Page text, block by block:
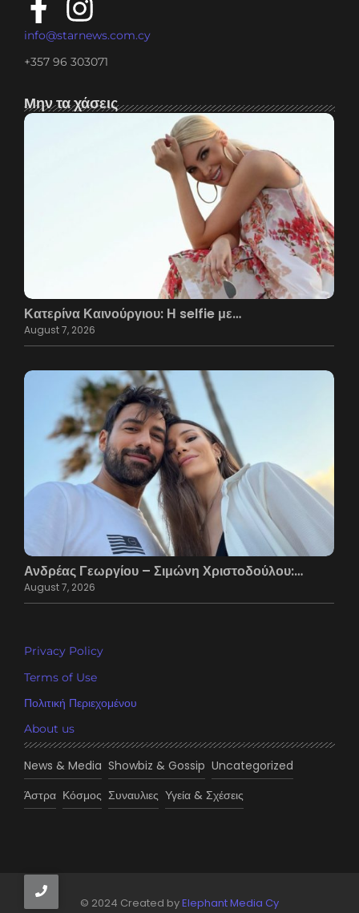
info@starnews.com.cy
+357 96 303071
Μην τα χάσεις
Κατερίνα Καινούργιου: Η selfie με…
August 7, 2026
Ανδρέας Γεωργίου – Σιμώνη Χριστοδούλου:…
August 7, 2026
Privacy Policy
Terms of Use
Πολιτική Περιεχομένου
About us
News & Media Showbiz & Gossip Uncategorized
Άστρα Κόσμος Συναυλιες Υγεία & Σχέσεις
© 2024 Created byElephant Media Cy